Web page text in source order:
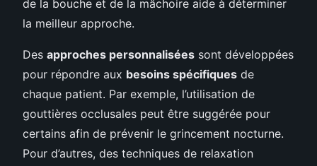
de la bouche et de la mâchoire aide à déterminer
la meilleur approche.
Des approches personnalisées sont développées
pour répondre aux besoins spécifiques de
chaque patient. Par exemple, l’utilisation de
gouttières occlusales peut être suggérée pour
certains afin de prévenir le grincement nocturne.
Pour d’autres, des techniques de relaxation